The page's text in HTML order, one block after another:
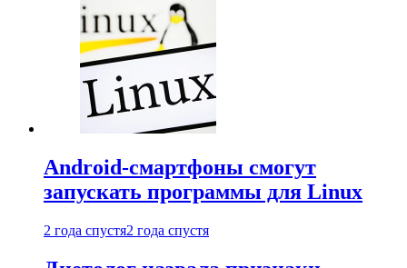
Android-смартфоны смогут
запускать программы для Linux
2 года спустя2 года спустя